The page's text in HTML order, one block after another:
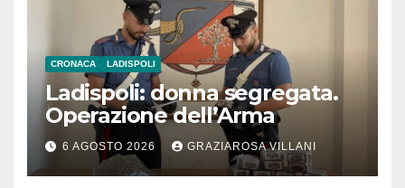
CRONACA LADISPOLI
Ladispoli: donna segregata.
Operazione dell’Arma
6 AGOSTO 2026 GRAZIAROSA VILLANI